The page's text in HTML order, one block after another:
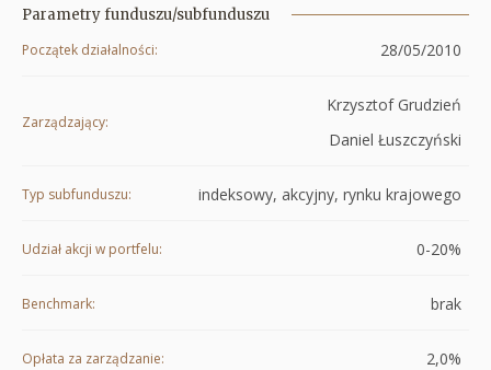
Parametry funduszu/subfunduszu
Początek działalności
28/05/2010
Zarządzający
Krzysztof Grudzień
Daniel Łuszczyński
Typ subfunduszu indeksowy, akcyjny, rynku krajowego
Udział akcji w portfelu 0-20%
Benchmark brak
Opłata za zarządzanie 2,0%